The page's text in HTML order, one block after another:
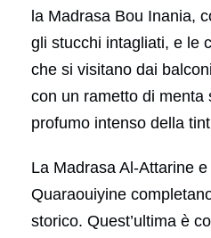
la Madrasa Bou Inania,
gli stucchi intagliati, e le
che si visitano dai
con un rametto di menta
profumo intenso della
La Madrasa Al-Attarine e
Quaraouiyine
storico. Quest’ultima è